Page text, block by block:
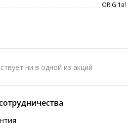
ORIG 1в1
ни в одной из акций